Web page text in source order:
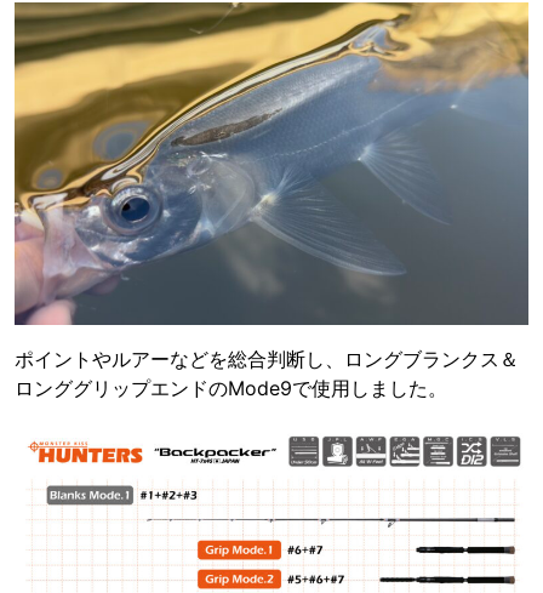
ポイントやルアーなどを総合判断し、ロングブランクス＆
ロンググリップエンドのMode9で使用しました。